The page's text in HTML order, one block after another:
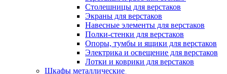
Столешницы для верстаков
Экраны для верстаков
Навесные элементы для верстаков
Полки-стенки для верстаков
Опоры, тумбы и ящики для верстаков
Электрика и освещение для верстаков
Лотки и коврики для верстаков
Шкафы металлические